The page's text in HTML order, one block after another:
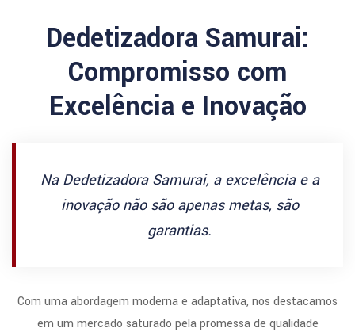
Dedetizadora Samurai:
Compromisso com
Excelência e Inovação
Na Dedetizadora Samurai, a excelência e a
inovação não são apenas metas, são
garantias.
Com uma abordagem moderna e adaptativa, nos destacamos
em um mercado saturado pela promessa de qualidade